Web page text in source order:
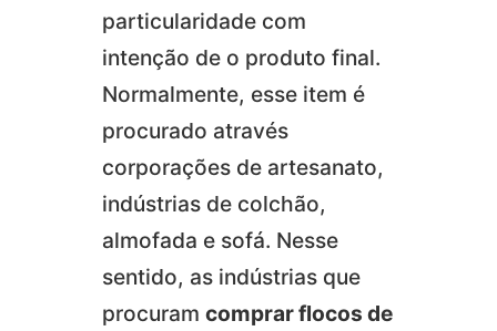
particularidade com
intenção de o produto final.
Normalmente, esse item é
procurado através
corporações de artesanato,
indústrias de colchão,
almofada e sofá. Nesse
sentido, as indústrias que
procuramcomprar flocos de